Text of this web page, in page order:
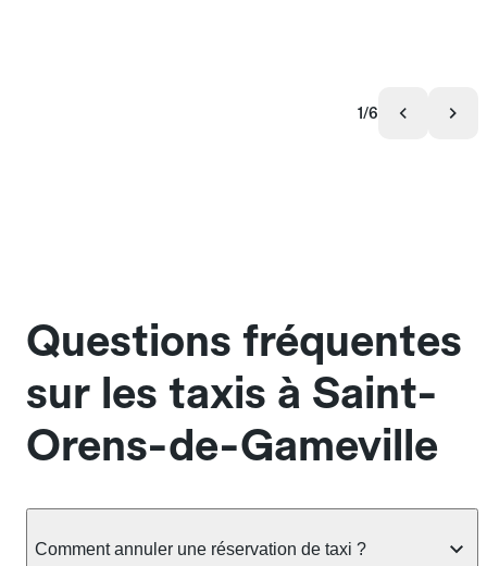
1/6
Questions fréquentes
sur les taxis à Saint-
Orens-de-Gameville
Comment annuler une réservation de taxi ?